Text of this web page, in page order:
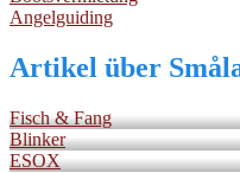
Angelguiding
Artikel über
Fisch & Fang
Blinker
ESOX